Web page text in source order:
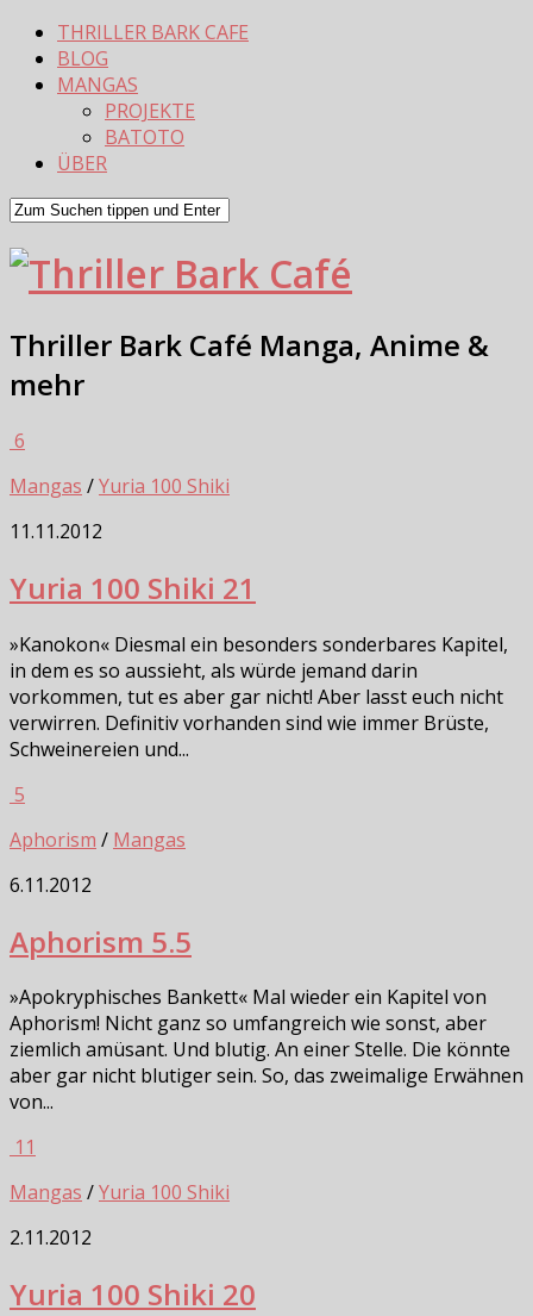
THRILLER BARK CAFE
BLOG
MANGAS
PROJEKTE
BATOTO
ÜBER
Thriller Bark Café Manga, Anime &
mehr
6
Mangas /Yuria 100 Shiki
11.11.2012
Yuria 100 Shiki 21
»Kanokon« Diesmal ein besonders sonderbares Kapitel,
in dem es so aussieht, als würde jemand darin
vorkommen, tut es aber gar nicht! Aber lasst euch nicht
verwirren. Definitiv vorhanden sind wie immer Brüste,
Schweinereien und...
5
Aphorism / Mangas
6.11.2012
Aphorism 5.5
»Apokryphisches Bankett« Mal wieder ein Kapitel von
Aphorism! Nicht ganz so umfangreich wie sonst, aber
ziemlich amüsant. Und blutig. An einer Stelle. Die könnte
aber gar nicht blutiger sein. So, das zweimalige Erwähnen
von...
11
Mangas /Yuria 100 Shiki
2.11.2012
Yuria 100 Shiki 20